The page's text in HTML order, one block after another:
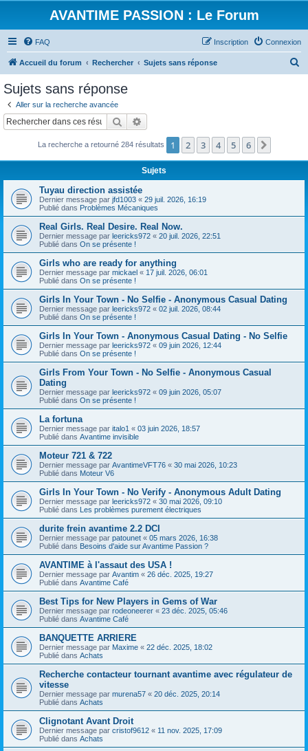
AVANTIME PASSION : Le Forum
FAQ Connexion
Inscription
Accueil du forum Rechercher Sujets sans réponse
c
Sujets sans réponse
Aller sur la recherche avancée
Rechercher
La recherche a retourné 284 résultats 1 2 3 4 5 6
Sujets
Tuyau direction assistée
Dernier message par jfd1003 « 29 juil. 2026, 16:19
Publié dans Problèmes Mécaniques
Real Girls. Real Desire. Real Now.
Dernier message par leericks972 « 20 juil. 2026, 22:51
Publié dans On se présente !
Girls who are ready for anything
Dernier message par mickael « 17 juil. 2026, 06:01
Publié dans On se présente !
Girls In Your Town - No Selfie - Anonymous Casual Dating
Dernier message par leericks972 « 02 juil. 2026, 08:44
Publié dans On se présente !
Girls In Your Town - Anonymous Casual Dating - No Selfie
Dernier message par leericks972 « 09 juin 2026, 12:44
Publié dans On se présente !
Girls From Your Town - No Selfie - Anonymous Casual
Dating
Dernier message par leericks972 « 09 juin 2026, 05:07
Publié dans On se présente !
La fortuna
Dernier message par italo1 « 03 juin 2026, 18:57
Publié dans Avantime invisible
Moteur 721 & 722
Dernier message par AvantimeVFT76 « 30 mai 2026, 10:23
Publié dans Moteur V6
Girls In Your Town - No Verify - Anonymous Adult Dating
Dernier message par leericks972 « 30 mai 2026, 09:10
Publié dans Les problèmes purement électriques
durite frein avantime 2.2 DCI
Dernier message par patounet « 05 mars 2026, 16:38
Publié dans Besoins d'aide sur Avantime Passion ?
AVANTIME à l'assaut des USA !
Dernier message par Avantim « 26 déc. 2025, 19:27
Publié dans Avantime Café
Best Tips for New Players in Gems of War
Dernier message par rodeoneerer « 23 déc. 2025, 05:46
Publié dans Avantime Café
BANQUETTE ARRIERE
Dernier message par Maxime « 22 déc. 2025, 18:02
Publié dans Achats
Recherche contacteur tournant avantime avec régulateur de
vitesse
Dernier message par murena57 « 20 déc. 2025, 20:14
Publié dans Achats
Clignotant Avant Droit
Dernier message par cristof9612 « 11 nov. 2025, 17:09
Publié dans Achats